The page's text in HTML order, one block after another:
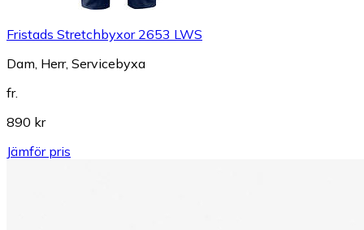
Fristads Stretchbyxor 2653 LWS
Dam, Herr, Servicebyxa
fr.
890 kr
Jämför pris